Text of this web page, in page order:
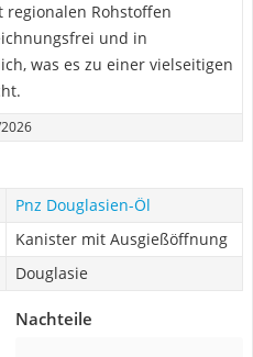
Rohstoffen
und in
was es zu einer vielseitigen
Pnz Douglasien-Öl
Kanister mit Ausgießöffnung
Douglasie
Nachteile